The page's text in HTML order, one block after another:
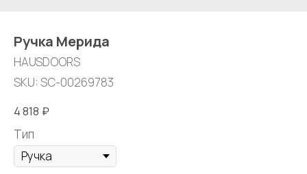
Ручка Мерида
HAUSDOORS
SKU: SC-00269783
4 818 ₽
Тип